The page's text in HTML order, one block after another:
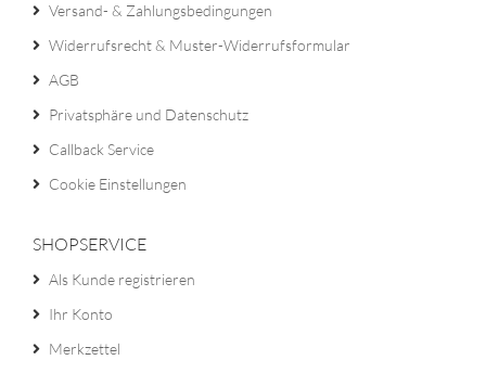
Versand- & Zahlungsbedingungen
Widerrufsrecht & Muster-Widerrufsformular
AGB
Privatsphäre und Datenschutz
Callback Service
Cookie Einstellungen
SHOPSERVICE
Als Kunde registrieren
Ihr Konto
Merkzettel